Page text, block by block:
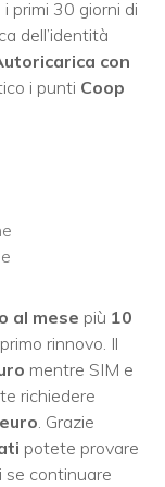
primi 30 giorni di
dell’identità
con
i punti Coop
al mese più 10
rinnovo. Il
mentre SIM e
richiedere
. Grazie
potete provare
se continuare